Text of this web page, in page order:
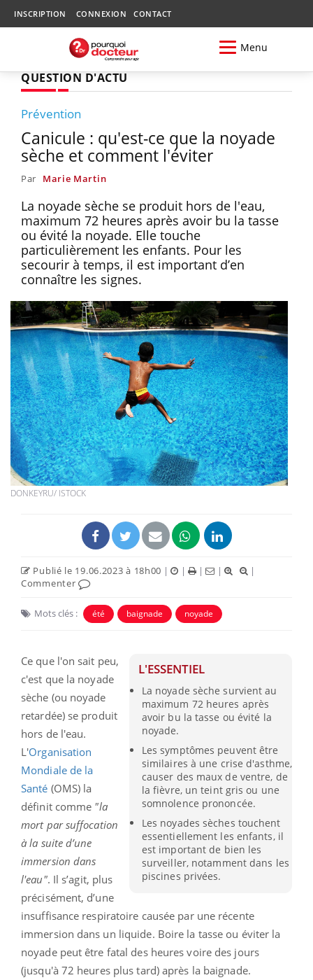
INSCRIPTION CONNEXION CONTACT
Menu
QUESTION D'ACTU
Prévention
Canicule : qu'est-ce que la noyade
sèche et comment l'éviter
Par Marie Martin
La noyade sèche se produit hors de l'eau,
maximum 72 heures après avoir bu la tasse
ou évité la noyade. Elle touche
particulièrement les enfants. Pour les
secourir à temps, il est important d’en
connaître les signes.
DONKEYRU/ ISTOCK
Publié le 19.06.2023 à 18h00 | | | |
|
Commenter
Mots clés : été baignade noyade
L'ESSENTIEL
La noyade sèche survient au
maximum 72 heures après
avoir bu la tasse ou évité la
noyade.
Les symptômes peuvent être
similaires à une crise d'asthme,
causer des maux de ventre, de
la fièvre, un teint gris ou une
somnolence prononcée.
Les noyades sèches touchent
essentiellement les enfants, il
est important de bien les
surveiller, notamment dans les
piscines privées.
Ce que l'on sait peu,
c'est que la noyade
sèche (ou noyade
retardée) se produit
hors de l'eau.
L'Organisation
Mondiale de la
Santé (OMS) la
définit comme "la
mort par suffocation
à la suite d’une
immersion dans
l'eau". Il s’agit, plus
précisément, d’une
insuffisance respiratoire causée par une récente
immersion dans un liquide. Boire la tasse ou éviter la
noyade peut être fatal des heures voire des jours
(jusqu'à 72 heures plus tard) après la baignade.